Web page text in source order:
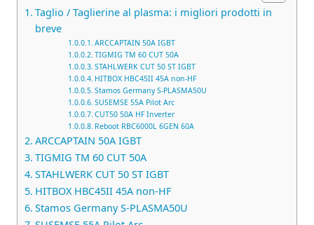
Taglio / Taglierine al plasma: i migliori prodotti in
breve
ARCCAPTAIN 50A IGBT
TIGMIG TM 60 CUT 50A
STAHLWERK CUT 50 ST IGBT
HITBOX HBC45II 45A non‑HF
Stamos Germany S‑PLASMA50U
SUSEMSE 55A Pilot Arc
CUT50 50A HF Inverter
Reboot RBC6000L 6GEN 60A
ARCCAPTAIN 50A IGBT
TIGMIG TM 60 CUT 50A
STAHLWERK CUT 50 ST IGBT
HITBOX HBC45II 45A non‑HF
Stamos Germany S‑PLASMA50U